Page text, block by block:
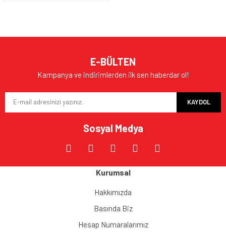
E-BÜLTEN
Kampanya ve indirimlerden ilk sen haberdar ol!
KAYDOL
Sosyal Medya
Kurumsal
Hakkımızda
Basında Biz
Hesap Numaralarımız